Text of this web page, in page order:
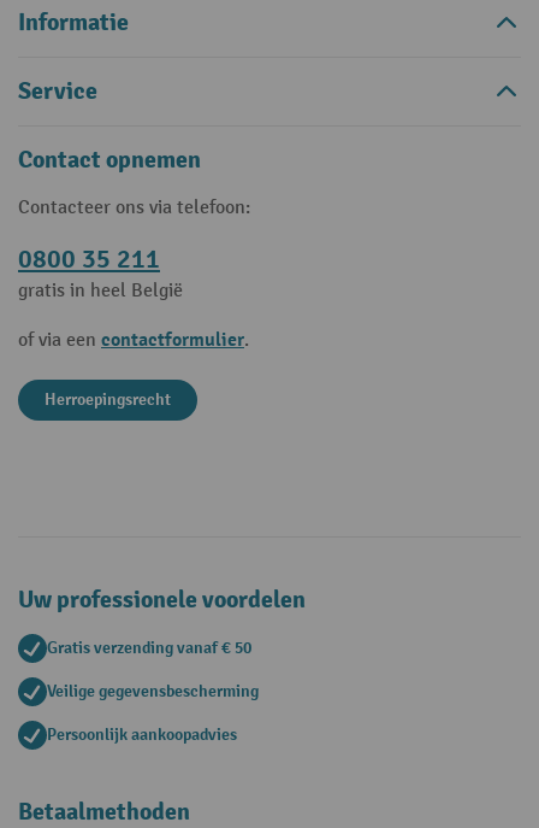
Informatie
Service
Contact opnemen
Contacteer ons via telefoon:
0800 35 211
gratis in heel België
of via een contactformulier.
Herroepingsrecht
Uw professionele voordelen
Gratis verzending vanaf € 50
Veilige gegevensbescherming
Persoonlijk aankoopadvies
Betaalmethoden